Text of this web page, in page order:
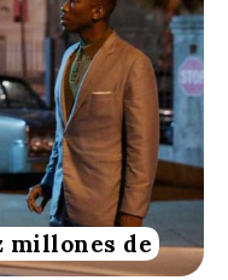
millones de